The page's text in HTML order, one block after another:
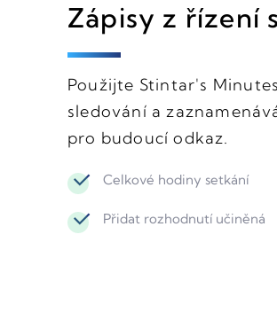
Zápisy z řízení
Použijte Stintar's
sledování a
pro budoucí odkaz.
Celkové hodiny setkání
Přidat rozhodnutí učiněná